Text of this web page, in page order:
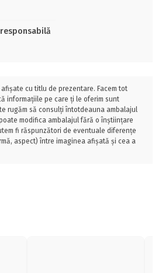
cu titlu de prezentare. Facem tot
informațiile pe care ți le oferim sunt
rugăm să consulți întotdeauna ambalajul
modifica ambalajul fără o înștiințare
fi răspunzători de eventuale diferențe
aspect) între imaginea afișată și cea a